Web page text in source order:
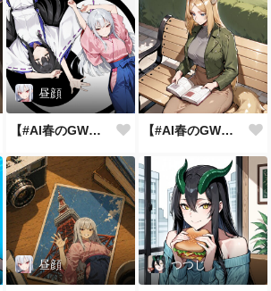
昼顔
【#AI春のGWまつり】平成あるある 【#AI春のGWまつり】
昼顔 つつじ